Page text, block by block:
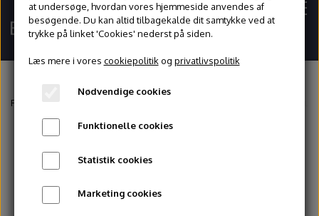
Blog
Forside
at undersøge, hvordan vores hjemmeside anvendes af
besøgende. Du kan altid tilbagekalde dit samtykke ved at
trykke på linket 'Cookies' nederst på siden.
Læs mere i vores cookiepolitik og privatlivspolitik
Nødvendige cookies
Funktionelle cookies
Statistik cookies
Marketing cookies